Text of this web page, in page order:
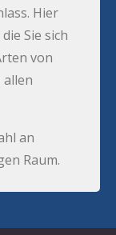
Hier
Sie sich
von
allen
an
Raum.